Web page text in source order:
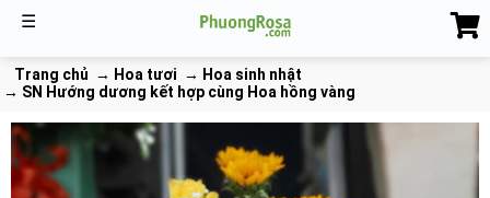
☰
Trang chủ Hoa tươi
Hoa sinh nhật
SN Hướng dương kết hợp cùng Hoa hồng vàng